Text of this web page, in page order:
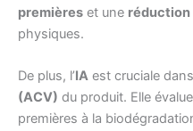
premières et une réduction
physiques.
De plus, l’IA est cruciale
(ACV) du produit. Elle
premières à la